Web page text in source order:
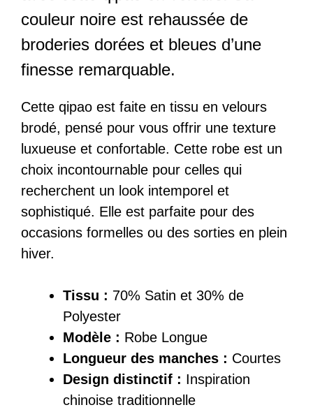
couleur noire est rehaussée de
broderies dorées et bleues d’une
finesse remarquable.
Cette qipao est faite en tissu en velours
brodé, pensé pour vous offrir une texture
luxueuse et confortable. Cette robe est un
choix incontournable pour celles qui
recherchent un look intemporel et
sophistiqué. Elle est parfaite pour des
occasions formelles ou des sorties en plein
hiver.
Tissu : 70% Satin et 30% de
Polyester
Modèle : Robe Longue
Longueur des manches : Courtes
Design distinctif : Inspiration
chinoise traditionnelle